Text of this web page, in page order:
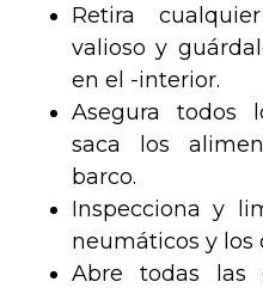
Retira
valioso y
en el -interior.
Asegura todos
saca los
barco.
Inspecciona y
neumáticos y los
Abre todas las